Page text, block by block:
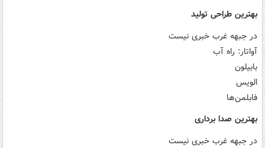
بهترین طراحی تولید
در جبهه غرب خبری نیست
آواتار: راه آب
بابیلون
الویس
فابلمن‌ها
بهترین صدا برداری
در جبهه غرب خبری نیست